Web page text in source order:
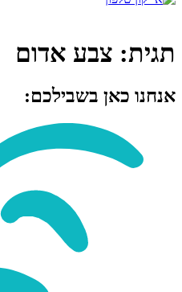
תגית: צבע אדום
אנחנו כאן בשבילכם: